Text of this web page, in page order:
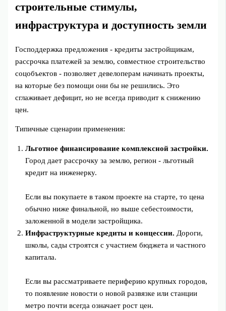
строительные стимулы,
инфраструктура и доступность земли
Господдержка предложения - кредиты застройщикам,
рассрочка платежей за землю, совместное строительство
соцобъектов - позволяет девелоперам начинать проекты,
на которые без помощи они бы не решились. Это
сглаживает дефицит, но не всегда приводит к снижению
цен.
Типичные сценарии применения:
Льготное финансирование комплексной застройки.
Город дает рассрочку за землю, регион - льготный
кредит на инженерку.
Если вы покупаете в таком проекте на старте, то цена
обычно ниже финальной, но выше себестоимости,
заложенной в модели застройщика.
Инфраструктурные кредиты и концессии. Дороги,
школы, сады строятся с участием бюджета и частного
капитала.
Если вы рассматриваете периферию крупных городов,
то появление новости о новой развязке или станции
метро почти всегда означает рост цен.